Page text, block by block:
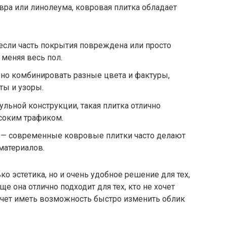
или линолеума, ковровая плитка обладает
часть покрытия повреждена или просто
весь пол.
комбинировать разные цвета и фактуры,
и узоры.
конструкции, такая плитка отлично
трафиком.
— современные ковровые плитки часто делают
эстетика, но и очень удобное решение для тех,
она отлично подходит для тех, кто не хочет
иметь возможность быстро изменить облик